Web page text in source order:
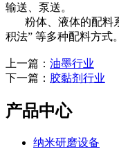
输送、泵送。
粉体、液体的配料系
积法” 等多种配料方式。
上一篇： 油墨行业
下一篇： 胶黏剂行业
产品中心
纳米研磨设备